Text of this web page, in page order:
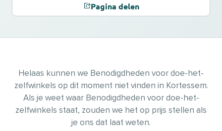
Pagina delen
Helaas kunnen we Benodigdheden voor doe-het-
zelfwinkels op dit moment niet vinden in Kortessem.
Als je weet waar Benodigdheden voor doe-het-
zelfwinkels staat, zouden we het op prijs stellen als
je ons dat laat weten.